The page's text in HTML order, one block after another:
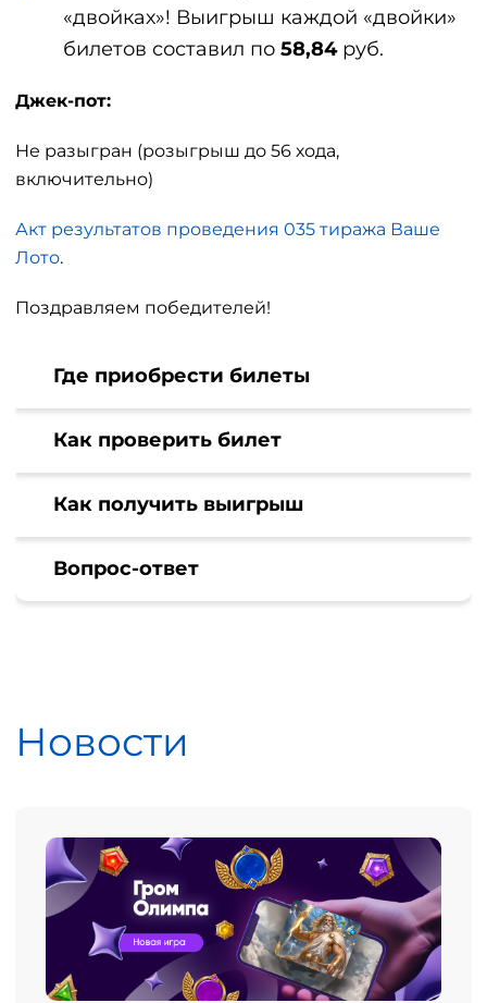
«двойках»! Выигрыш каждой «двойки»
билетов составил по 58,84 руб.
Джек-пот:
Не разыгран (розыгрыш до 56 хода,
включительно)
Акт результатов проведения 035 тиража Ваше
Лото.
Поздравляем победителей!
Где приобрести билеты
Как проверить билет
Как получить выигрыш
Вопрос-ответ
Новости